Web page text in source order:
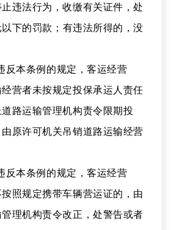
违法行为，收缴有关证件，处
下的罚款；有违法所得的，没
反本条例的规定，客运经营
营者未按规定投保承运人责任
路运输管理机构责令限期投
原许可机关吊销道路运输经营
反本条例的规定，客运经营
照规定携带车辆营运证的，由
理机构责令改正，处警告或者